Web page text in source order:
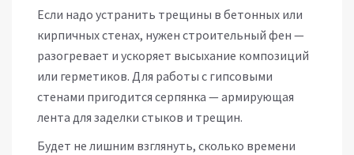
Если надо устранить трещины в бетонных или
кирпичных стенах, нужен строительный фен —
разогревает и ускоряет высыхание композиций
или герметиков. Для работы с гипсовыми
стенами пригодится серпянка — армирующая
лента для заделки стыков и трещин.
Будет не лишним взглянуть, сколько времени